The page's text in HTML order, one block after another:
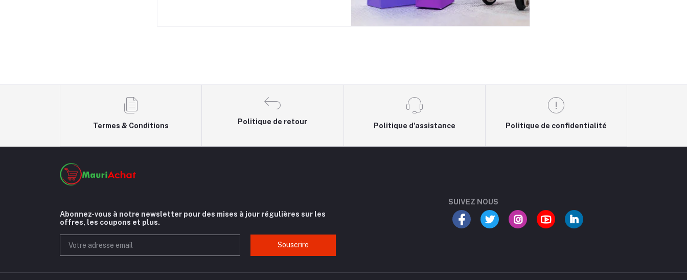
Termes & Conditions
Politique de retour
Politique d'assistance Politique de confidentialité
Abonnez-vous à notre newsletter pour des mises à jour régulières sur les
offres, les coupons et plus.
Souscrire
SUIVEZ NOUS